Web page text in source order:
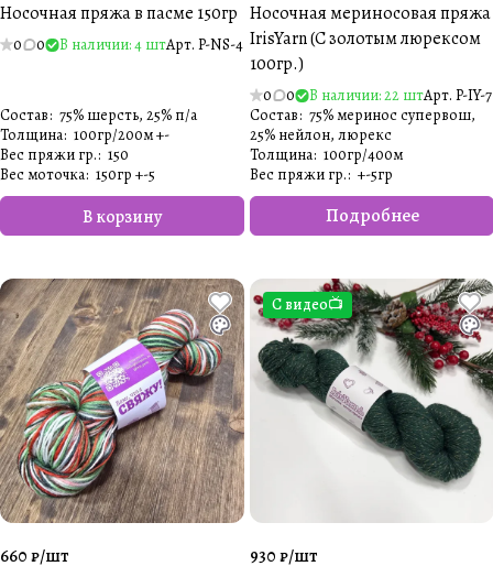
Носочная пряжа в пасме 150гр
0 0 В наличии: 4 штАрт. P-NS-4
В корзину
Состав: 75% шерсть, 25% п/а
Толщина: 100гр/200м +-
Вес пряжи гр.: 150
Вес моточка: 150гр +-5
Носочная мериносовая пряжа
IrisYarn (С золотым люрексом
100гр.)
0 0 В наличии: 22 штАрт. P-IY-7
Подробнее
Состав: 75% меринос супервош,
25% нейлон, люрекс
Толщина: 100гр/400м
Вес пряжи гр.: +-5гр
660 ₽/шт
С видео📺
930 ₽/шт